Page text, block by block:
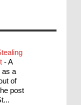
-A
as a
of
post